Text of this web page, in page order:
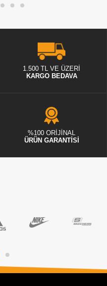
1.500 TL VE ÜZERİ
KARGO BEDAVA
%100 ORİJİNAL
ÜRÜN GARANTİSİ